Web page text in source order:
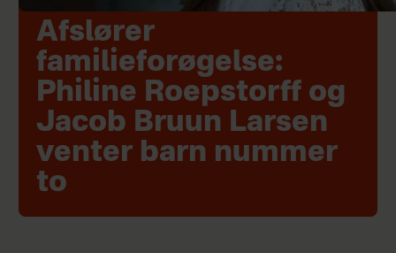
Afslører
familieforøgelse:
Philine Roepstorff og
Jacob Bruun Larsen
venter barn nummer
to